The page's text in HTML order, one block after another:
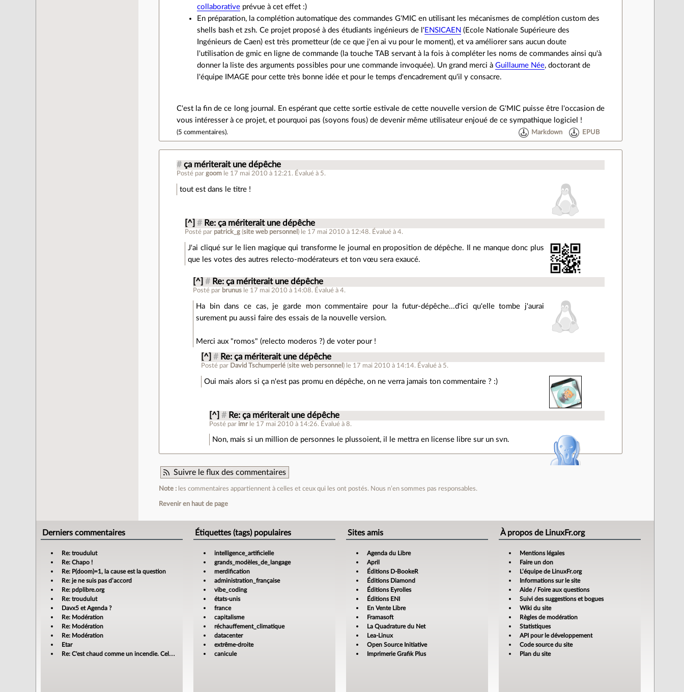
collaborative prévue à cet effet :)
En préparation, la complétion automatique des commandes G'MIC en utilisant les mécanismes de complétion custom des
shells bash et zsh. Ce projet proposé à des étudiants ingénieurs de l'ENSICAEN (Ecole Nationale Supérieure des
Ingénieurs de Caen) est très prometteur (de ce que j'en ai vu pour le moment), et va améliorer sans aucun doute
l'utilisation de gmic en ligne de commande (la touche TAB servant à la fois à compléter les noms de commandes ainsi qu'à
donner la liste des arguments possibles pour une commande invoquée). Un grand merci àGuillaume Née, doctorant de
l'équipe IMAGE pour cette très bonne idée et pour le temps d'encadrement qu'il y consacre.
C'est la fin de ce long journal. En espérant que cette sortie estivale de cette nouvelle version de G'MIC puisse être l'occasion de
vous intéresser à ce projet, et pourquoi pas (soyons fous) de devenir même utilisateur enjoué de ce sympathique logiciel !
(5 commentaires). Markdown EPUB
# ça mériterait une dépêche
Posté pargoom le 17 mai 2010 à 12:21. Évalué à 5.
tout est dans le titre !
[^] # Re: ça mériterait une dépêche
Posté par patrick_g (site web personnel ) le 17 mai 2010 à 12:48. Évalué à4.
J'ai cliqué sur le lien magique qui transforme le journal en proposition de dépêche. Il ne manque donc plus
que les votes des autres relecto-modérateurs et ton vœu sera exaucé.
[^] # Re: ça mériterait une dépêche
Posté par brunus le 17 mai 2010 à 14:08. Évalué à4.
Ha bin dans ce cas, je garde mon commentaire pour la futur-dépêche...d'ici qu'elle tombe j'aurai
surement pu aussi faire des essais de la nouvelle version.
Merci aux "romos" (relecto moderos ?) de voter pour !
[^] # Re: ça mériterait une dépêche
Posté par David Tschumperlé (site web personnel ) le 17 mai 2010 à 14:14. Évalué à 5.
Oui mais alors si ça n'est pas promu en dépêche, on ne verra jamais ton commentaire ? :)
[^] # Re: ça mériterait une dépêche
Posté par imr le 17 mai 2010 à 14:26. Évalué à8.
Non, mais si un million de personnes le plussoient, il le mettra en license libre sur un svn.
Suivre le flux des commentaires
Note : les commentaires appartiennent à celles et ceux qui les ont postés. Nous n’en sommes pas responsables.
Revenir en haut de page
Derniers commentaires
Re: troudulut
Re: Chapo !
Re: P(doom)=1, la cause est la question
Re: je ne suis pas d’accord
Re: pdplibre.org
Re: troudulut
Davx5 et Agenda ?
Re: Modération
Re: Modération
Re: Modération
Etar
Re: C'est chaud comme un incendie. Cela m'enrage!
Étiquettes (tags) populaires
intelligence_artificielle
grands_modèles_de_langage
merdification
administration_française
vibe_coding
états-unis
france
capitalisme
réchauffement_climatique
datacenter
extrême-droite
canicule
Sites amis
Agenda du Libre
April
Éditions D-BookeR
Éditions Diamond
Éditions Eyrolles
Éditions ENI
En Vente Libre
Framasoft
La Quadrature du Net
Lea-Linux
Open Source Initiative
Imprimerie Grafik Plus
À propos de LinuxFr.org
Mentions légales
Faire un don
L’équipe de LinuxFr.org
Informations sur le site
Aide / Foire aux questions
Suivi des suggestions et bogues
Wiki du site
Règles de modération
Statistiques
API pour le développement
Code source du site
Plan du site